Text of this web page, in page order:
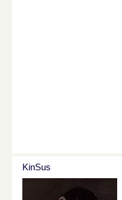
KinSus